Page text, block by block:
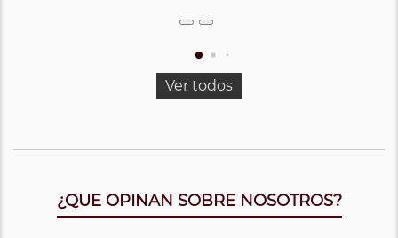
Ver todos
¿QUE OPINAN SOBRE NOSOTROS?